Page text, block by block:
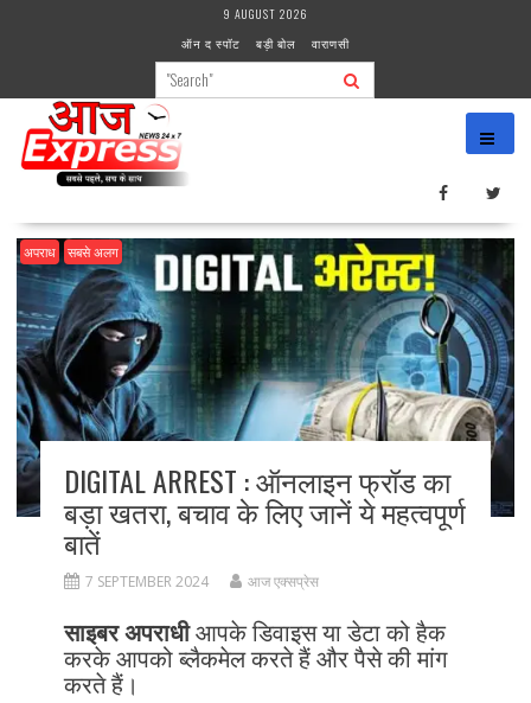
9 AUGUST 2026
ऑन द स्पॉट
बड़ी बोल वाराणसी
अपराध सबसे अलग
DIGITAL ARREST : ऑनलाइन फ्रॉड का
बड़ा खतरा, बचाव के लिए जानें ये महत्वपूर्ण
बातें
7 SEPTEMBER 2024 आज एक्सप्रेस
साइबर अपराधीआपके डिवाइस या डेटा को हैक
करके आपको ब्लैकमेल करते हैं और पैसे की मांग
करते हैं।